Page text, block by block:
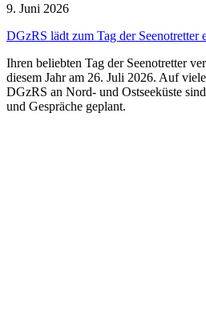
9. Juni 2026
DGzRS lädt zum Tag der Seenotretter
Ihren beliebten Tag der Seenotretter
diesem Jahr am 26. Juli 2026. Auf
DGzRS an Nord- und Ostseeküste
und Gespräche geplant.